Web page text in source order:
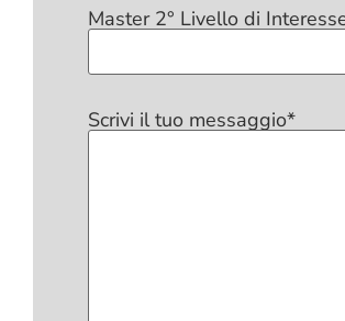
Master 2° Livello di
Scrivi il tuo messaggio*